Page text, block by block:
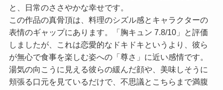
と、日常のささやかな幸せです。
この作品の真骨頂は、料理のシズル感とキャラクターの
表情のギャップにあります。
「胸キュン 7.8/10」
と評価
しましたが、これは恋愛的なドキドキというより、彼ら
が無心で食事を楽しむ姿への「尊さ」に近い感情です。
湯気の向こうに見える彼らの緩んだ顔や、美味しそうに
頬張る口元を見ているだけで、不思議とこちらまで満腹